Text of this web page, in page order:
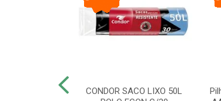
CONDOR SACO LIXO 50L